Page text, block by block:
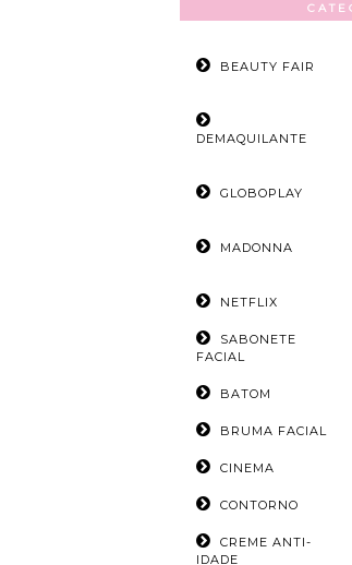
BEAUTY FAIR
DEMAQUILANTE
GLOBOPLAY
MADONNA
NETFLIX
SABONETE
FACIAL
BATOM
BRUMA FACIAL
CINEMA
CONTORNO
CREME ANTI-
IDADE